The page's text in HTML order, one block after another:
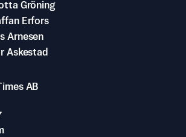
Gröning
Erfors
Arnesen
Askestad
AB